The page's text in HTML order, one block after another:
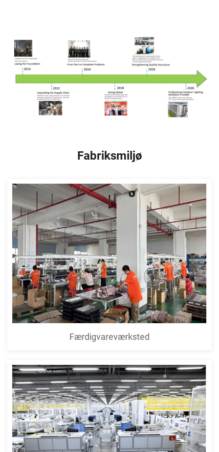
Fabriksmiljø
Færdigvareværksted